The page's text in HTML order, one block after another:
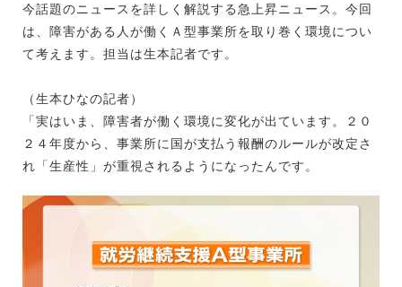
今話題のニュースを詳しく解説する急上昇ニュース。今回
は、障害がある人が働くＡ型事業所を取り巻く環境につい
て考えます。担当は生本記者です。
（生本ひなの記者）
「実はいま、障害者が働く環境に変化が出ています。２０
２４年度から、事業所に国が支払う報酬のルールが改定さ
れ「生産性」が重視されるようになったんです。